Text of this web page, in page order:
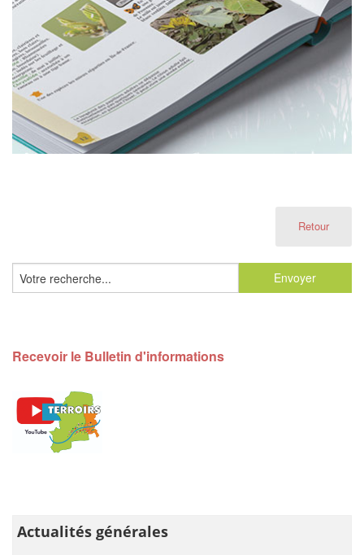
Retour
Recevoir le Bulletin d'informations
Actualités générales